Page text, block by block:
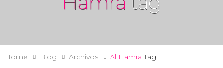
Home Blog Archivos Al Hamra Tag